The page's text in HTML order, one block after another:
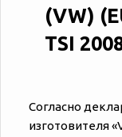
(VW)
TSI
Согласно
изготовителя